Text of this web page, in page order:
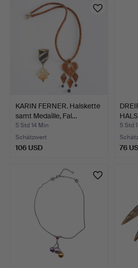
KARIN FERNER. Halskette
samt Medaille, Fal…
5 Std 14 Min
Schätzwert
106 USD
U…
5 Std
76